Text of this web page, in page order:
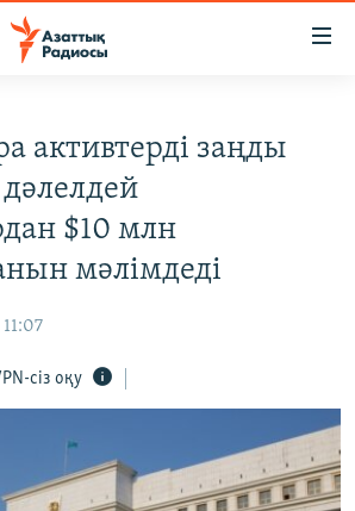
активтерді заңды
$10 млн
мәлімдеді
сіз оқу